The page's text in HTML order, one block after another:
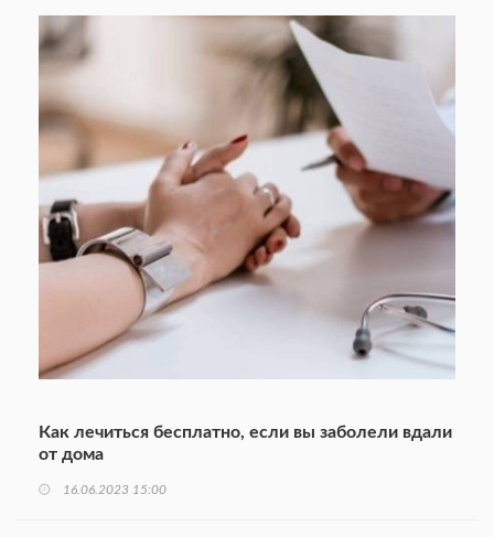
Как лечиться бесплатно, если вы заболели вдали
от дома
16.06.2023 15:00